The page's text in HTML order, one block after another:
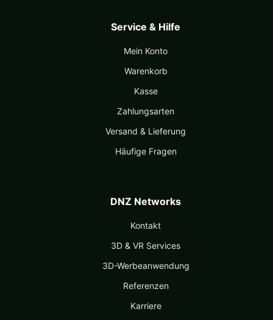
Service & Hilfe
Mein Konto
Warenkorb
Kasse
Zahlungsarten
Versand & Lieferung
Häufige Fragen
DNZ Networks
Kontakt
3D & VR Services
3D-Werbeanwendung
Referenzen
Karriere